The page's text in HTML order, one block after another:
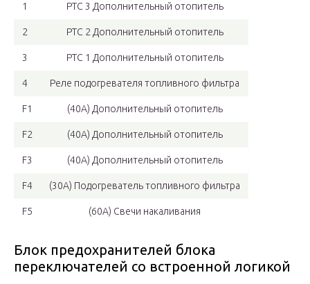
1 PTC 3 Дополнительный отопитель
2 PTC 2 Дополнительный отопитель
3 PTC 1 Дополнительный отопитель
4 Реле подогревателя топливного фильтра
F1 (40A) Дополнительный отопитель
F2 (40A) Дополнительный отопитель
F3 (40A) Дополнительный отопитель
F4 (30A) Подогреватель топливного фильтра
F5 (60A) Свечи накаливания
Блок предохранителей блока
переключателей со встроенной логикой